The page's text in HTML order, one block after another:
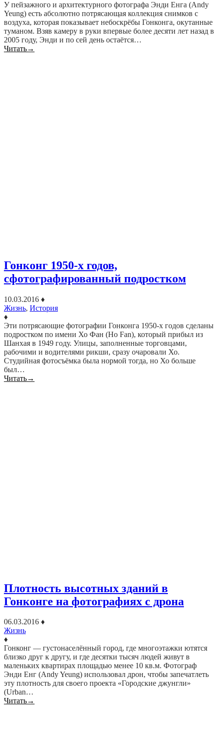
У пейзажного и архитектурного фотографа Энди Енга (Andy
Yeung) есть абсолютно потрясающая коллекция снимков с
воздуха, которая показывает небоскрёбы Гонконга, окутанные
туманом. Взяв камеру в руки впервые более десяти лет назад в
2005 году, Энди и по сей день остаётся…
Читать→
Гонконг 1950-х годов,
сфотографированный подростком
10.03.2016 ♦
Жизнь, История
♦
Эти потрясающие фотографии Гонконга 1950-х годов сделаны
подростком по имени Хо Фан (Ho Fan), который прибыл из
Шанхая в 1949 году. Улицы, заполненные торговцами,
рабочими и водителями рикши, сразу очаровали Хо.
Студийная фотосъёмка была нормой тогда, но Хо больше
был…
Читать→
Плотность высотных зданий в
Гонконге на фотографиях с дрона
06.03.2016 ♦
Жизнь
♦
Гонконг — густонаселённый город, где многоэтажки ютятся
близко друг к другу, и где десятки тысяч людей живут в
маленьких квартирах площадью менее 10 кв.м. Фотограф
Энди Енг (Andy Yeung) использовал дрон, чтобы запечатлеть
эту плотность для своего проекта «Городские джунгли»
(Urban…
Читать→